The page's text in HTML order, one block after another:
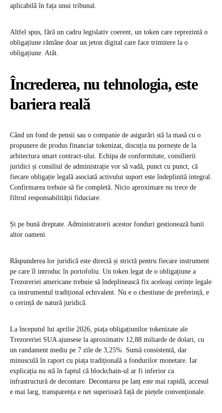
aplicabilă în fața unui tribunal.
Altfel spus, fără un cadru legislativ coerent, un token care reprezintă o
obligațiune rămâne doar un jeton digital care face trimitere la o
obligațiune. Atât.
Încrederea, nu tehnologia, este
bariera reală
Când un fond de pensii sau o companie de asigurări stă la masă cu o
propunere de produs financiar tokenizat, discuția nu pornește de la
arhitectura smart contract-ului. Echipa de conformitate, consilierii
juridici și consiliul de administrație vor să vadă, punct cu punct, că
fiecare obligație legală asociată activului suport este îndeplinită integral.
Confirmarea trebuie să fie completă. Nicio aproximare nu trece de
filtrul responsabilității fiduciare.
Și pe bună dreptate. Administratorii acestor fonduri gestionează banii
altor oameni.
Răspunderea lor juridică este directă și strictă pentru fiecare instrument
pe care îl introduc în portofoliu. Un token legat de o obligațiune a
Trezoreriei americane trebuie să îndeplinească fix aceleași cerințe legale
ca instrumentul tradițional echivalent. Nu e o chestiune de preferință, e
o cerință de natură juridică.
La începutul lui aprilie 2026, piața obligațiunilor tokenizate ale
Trezoreriei SUA ajunsese la aproximativ 12,88 miliarde de dolari, cu
un randament mediu pe 7 zile de 3,25%. Sumă consistentă, dar
minusculă în raport cu piața tradițională a fondurilor monetare. Iar
explicația nu stă în faptul că blockchain-ul ar fi inferior ca
infrastructură de decontare. Decontarea pe lanț este mai rapidă, accesul
e mai larg, transparența e net superioară față de piețele convenționale.